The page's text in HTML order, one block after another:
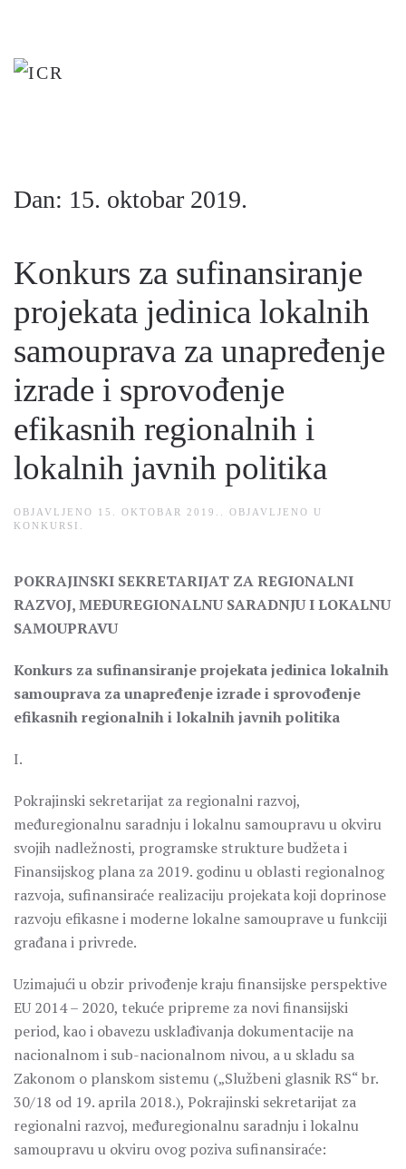
to
Dan: 15. oktobar 2019.
Konkurs za sufinansiranje
projekata jedinica lokalnih
samouprava za unapređenje
izrade i sprovođenje
efikasnih regionalnih i
lokalnih javnih politika
OBJAVLJENO 15. OKTOBAR 2019.
. OBJAVLJENO U
KONKURSI
POKRAJINSKI SEKRETARIJAT ZA REGIONALNI
RAZVOJ, MEĐUREGIONALNU SARADNJU I LOKALNU
SAMOUPRAVU
Konkurs za sufinansiranje projekata jedinica lokalnih
samouprava za unapređenje izrade i sprovođenje
efikasnih regionalnih i lokalnih javnih politika
I.
Pokrajinski sekretarijat za regionalni razvoj,
međuregionalnu saradnju i lokalnu samoupravu u okviru
svojih nadležnosti, programske strukture budžeta i
Finansijskog plana za 2019. godinu u oblasti regionalnog
razvoja, sufinansiraće realizaciju projekata koji doprinose
razvoju efikasne i moderne lokalne samouprave u funkciji
građana i privrede.
Uzimajući u obzir privođenje kraju finansijske perspektive
EU 2014 – 2020, tekuće pripreme za novi finansijski
period, kao i obavezu usklađivanja dokumentacije na
nacionalnom i sub-nacionalnom nivou, a u skladu sa
Zakonom o planskom sistemu („Službeni glasnik RS“ br.
30/18 od 19. aprila 2018.), Pokrajinski sekretarijat za
regionalni razvoj, međuregionalnu saradnju i lokalnu
samoupravu u okviru ovog poziva sufinansiraće: